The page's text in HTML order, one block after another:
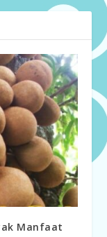
Manfaat